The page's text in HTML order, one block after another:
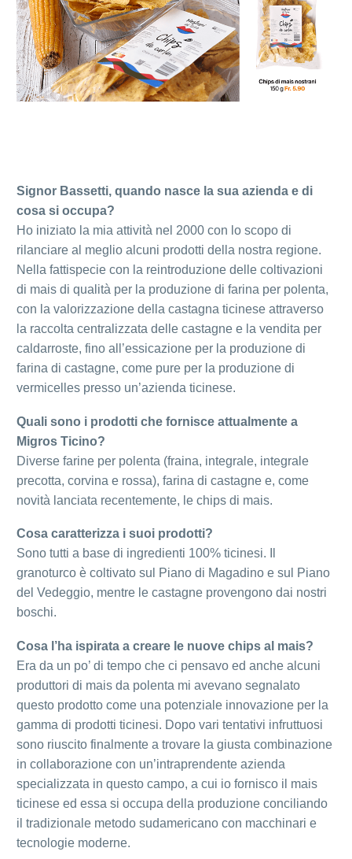
Signor Bassetti, quando nasce la sua azienda e di
cosa si occupa?
Ho iniziato la mia attività nel 2000 con lo scopo di
rilanciare al meglio alcuni prodotti della nostra regione.
Nella fattispecie con la reintroduzione delle coltivazioni
di mais di qualità per la produzione di farina per polenta,
con la valorizzazione della castagna ticinese attraverso
la raccolta centralizzata delle castagne e la vendita per
caldarroste, fino all’essicazione per la produzione di
farina di castagne, come pure per la produzione di
vermicelles presso un’azienda ticinese.
Quali sono i prodotti che fornisce attualmente a
Migros Ticino?
Diverse farine per polenta (fraina, integrale, integrale
precotta, corvina e rossa), farina di castagne e, come
novità lanciata recentemente, le chips di mais.
Cosa caratterizza i suoi prodotti?
Sono tutti a base di ingredienti 100% ticinesi. Il
granoturco è coltivato sul Piano di Magadino e sul Piano
del Vedeggio, mentre le castagne provengono dai nostri
boschi.
Cosa l’ha ispirata a creare le nuove chips al mais?
Era da un po’ di tempo che ci pensavo ed anche alcuni
produttori di mais da polenta mi avevano segnalato
questo prodotto come una potenziale innovazione per la
gamma di prodotti ticinesi. Dopo vari tentativi infruttuosi
sono riuscito finalmente a trovare la giusta combinazione
in collaborazione con un’intraprendente azienda
specializzata in questo campo, a cui io fornisco il mais
ticinese ed essa si occupa della produzione conciliando
il tradizionale metodo sudamericano con macchinari e
tecnologie moderne.